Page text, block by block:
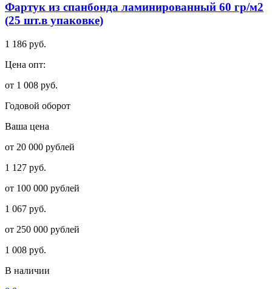
Фартук из спанбонда ламинированный 60 гр/м2
(25 шт.в упаковке)
1 186 руб.
Цена опт:
от 1 008 руб.
Годовой оборот
Ваша цена
от 20 000 рублей
1 127 руб.
от 100 000 рублей
1 067 руб.
от 250 000 рублей
1 008 руб.
В наличии